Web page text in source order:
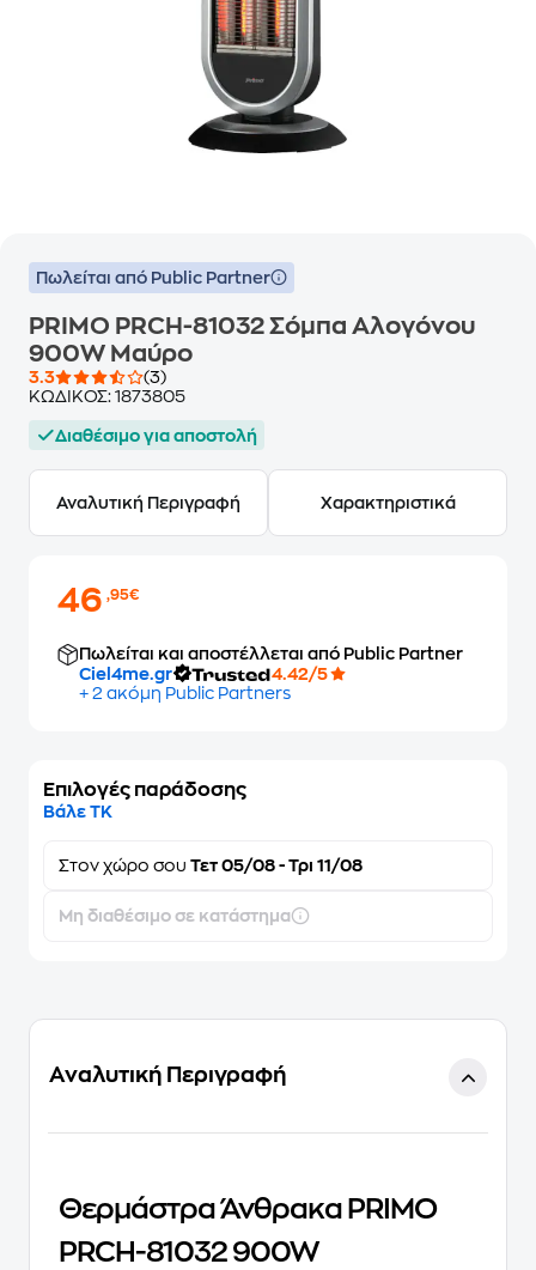
Πωλείται από Public Partner
PRIMO PRCH-81032 Σόμπα Αλογόνου
900W Μαύρο
3.3
(3)
ΚΩΔΙΚΟΣ: 1873805
Διαθέσιμο για αποστολή
Αναλυτική Περιγραφή Χαρακτηριστικά
46,95€
Πωλείται και αποστέλλεται από Public Partner
Ciel4me.gr
4.42/5
+ 2 ακόμη Public Partners
Επιλογές παράδοσης
Βάλε ΤΚ
Στον χώρο σου Τετ 05/08 - Τρι 11/08
Μη διαθέσιμο σε κατάστημα
Αναλυτική Περιγραφή
Θερμάστρα Άνθρακα PRIMO
PRCH-81032 900W